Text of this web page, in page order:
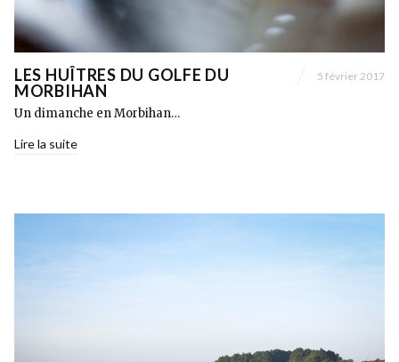
LES HUÎTRES DU GOLFE DU
MORBIHAN
5 février 2017
Un dimanche en Morbihan…
Lire la suite